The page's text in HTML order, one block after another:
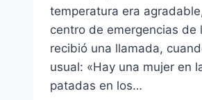
temperatura era
centro de emergencias de
recibió una llamada,
usual: «Hay una mujer en
patadas en los…